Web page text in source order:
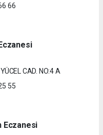
66
CAD. NO:4 A
55
Eczanesi